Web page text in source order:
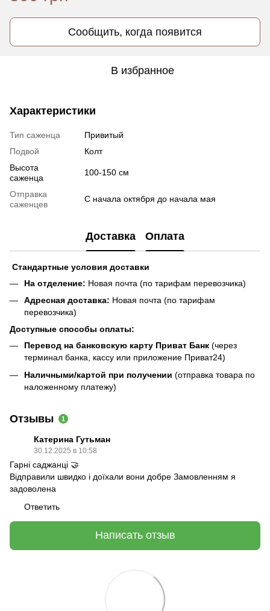
Сообщить, когда появится
В избранное
Характеристики
Тип саженца
Привитый
Подвой
Колт
Высота
саженца
100-150 см
Отправка
саженцев
С начала октября до начала мая
Доставка Оплата
Стандартные условия доставки
На отделение: Новая почта (по тарифам перевозчика)
Адресная доставка: Новая почта (по тарифам
перевозчика)
Доступные способы оплаты:
Перевод на банковскую карту Приват Банк (через
терминал банка, кассу или приложение Приват24)
Наличными/картой при получении (отправка товара по
наложенному платежу)
Отзывы 1
Катерина Гутьман
30.12.2025 в 10:58
Гарні саджанці 🤝
Відправили швидко і доїхали вони добре Замовленням я
задоволена
Ответить
Написать отзыв